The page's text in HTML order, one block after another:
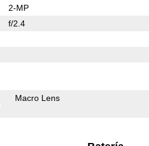
2-MP
f/2.4
Macro Lens